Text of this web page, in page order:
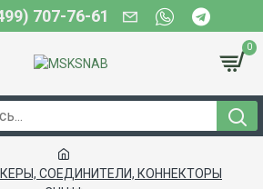
707-76-61
0
СОЕДИНИТЕЛИ, КОННЕКТОРЫ